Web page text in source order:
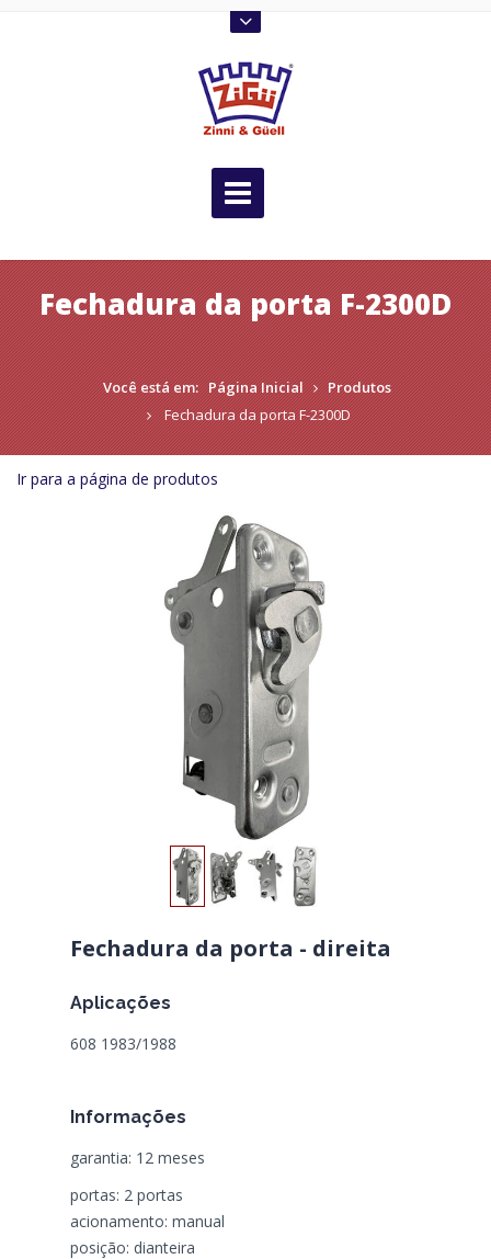
Fechadura da porta F-2300D
Você está em: Página Inicial
Produtos
Fechadura da porta F-2300D
Ir para a página de produtos
Fechadura da porta - direita
Aplicações
608 1983/1988
Informações
garantia: 12 meses
portas: 2 portas
acionamento: manual
posição: dianteira